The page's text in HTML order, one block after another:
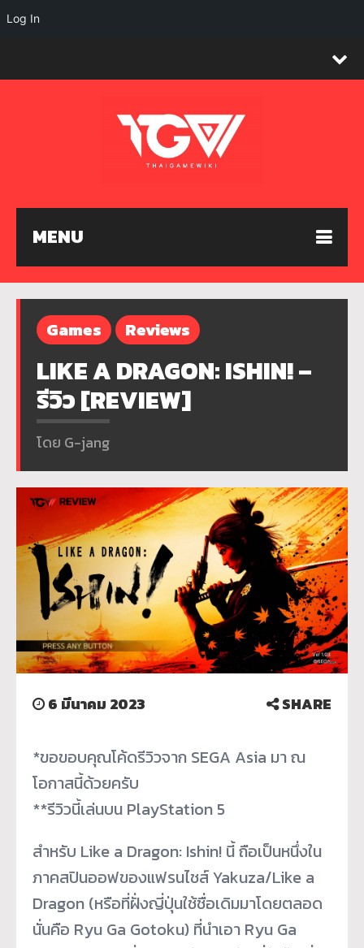
MENU
Games Reviews
LIKE A DRAGON: ISHIN! –
รีวิว [REVIEW]
โดย G-jang
6 มีนาคม 2023 SHARE
*ขอขอบคุณโค้ดรีวิวจาก SEGA Asia มา ณ
โอกาสนี้ด้วยครับ
**รีวิวนี้เล่นบน PlayStation 5
สำหรับ Like a Dragon: Ishin! นี้ ถือเป็นหนึ่งใน
ภาคสปินออฟของแฟรนไชส์ Yakuza/Like a
Dragon (หรือที่ฝั่งญี่ปุ่นใช้ชื่อเดิมมาโดยตลอด
นั่นคือ Ryu Ga Gotoku) ที่นำเอา Ryu Ga
Log In